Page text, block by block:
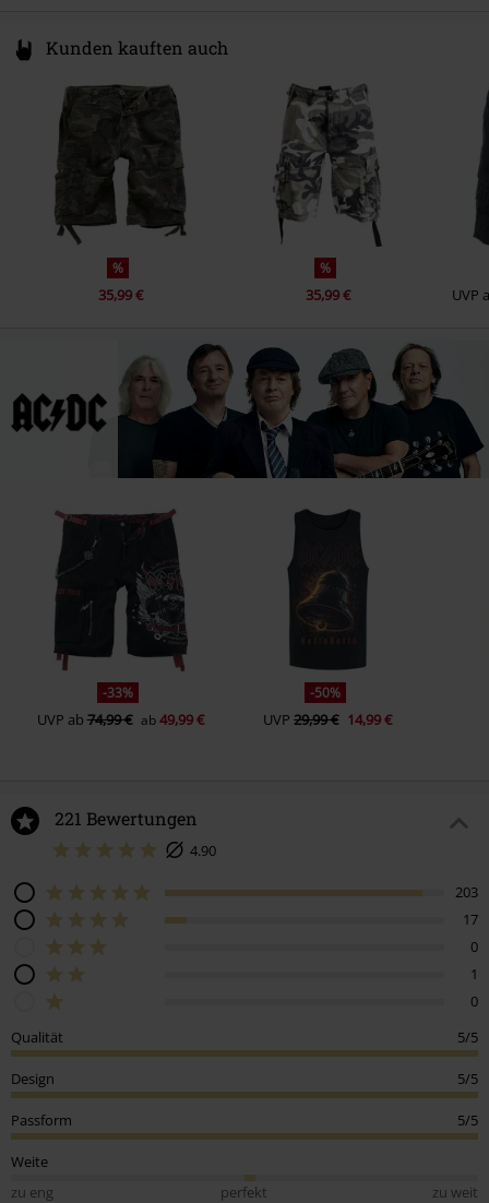
Kunden kauften auch
%
35,99 €
%
35,99 € UVP
-33%
UVP ab74,99 € ab49,99 €
-50%
UVP 29,99 € 14,99 €
221 Bewertungen
4.90
203
17
0
1
0
Qualität
5/5
Design 5/5
Passform 5/5
Weite
zu eng
perfekt
zu weit